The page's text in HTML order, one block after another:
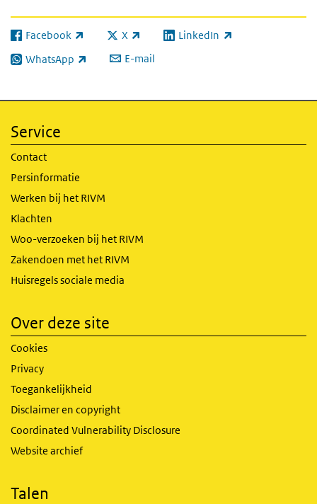
Facebook
(externe link) X
(externe link) LinkedIn
(externe link)
WhatsApp
(externe link) E-mail
Service
Contact
Persinformatie
Werken bij het RIVM
Klachten
Woo-verzoeken bij het RIVM
Zakendoen met het RIVM
Huisregels sociale media
Over deze site
Cookies
Privacy
Toegankelijkheid
Disclaimer en copyright
Coordinated Vulnerability Disclosure
Website archief
Talen